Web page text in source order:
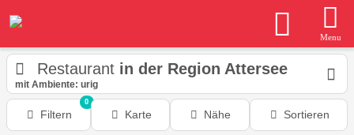
Menu
Restaurant in der Region Attersee
mit Ambiente: urig
Filtern
0
Karte Nähe Sortieren